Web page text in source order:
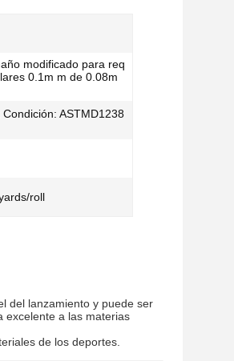
modificado para req
0.1m m de 0.08m
ASTMD1238
roll
del lanzamiento y puede ser
excelente a las materias
de los deportes.